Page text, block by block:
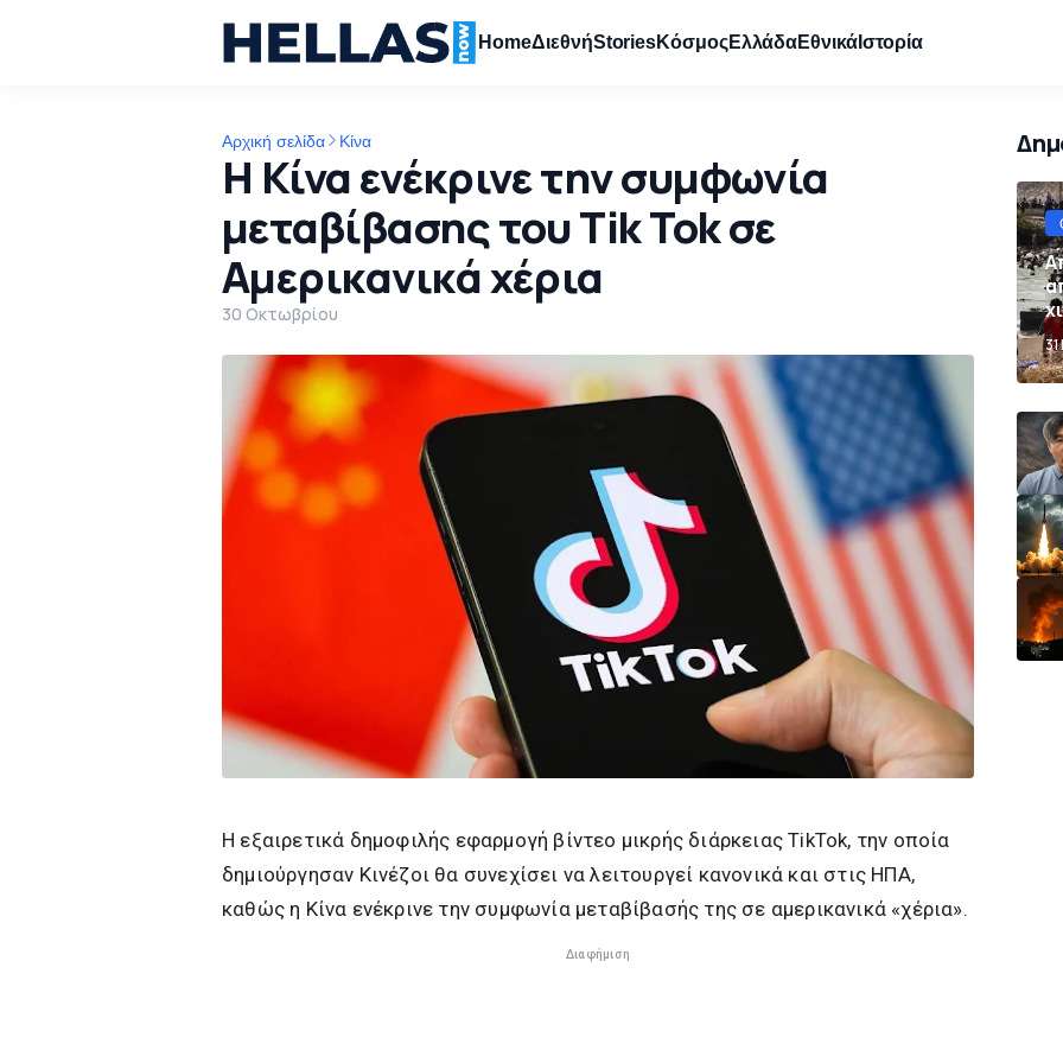
HomeΔιεθνήStoriesΚόσμοςΕλλάδαΕθνικάΙστορία
Αρχική σελίδα Κίνα
Η Κίνα ενέκρινε την συμφωνία
μεταβίβασης του Tik Tok σε
Αμερικανικά χέρια
30 Οκτωβρίου
Η εξαιρετικά δημοφιλής εφαρμογή βίντεο μικρής διάρκειας TikTok, την οποία
δημιούργησαν Κινέζοι θα συνεχίσει να λειτουργεί κανονικά και στις ΗΠΑ,
καθώς η Κίνα ενέκρινε την συμφωνία μεταβίβασής της σε αμερικανικά «χέρια».
Διαφήμιση
31